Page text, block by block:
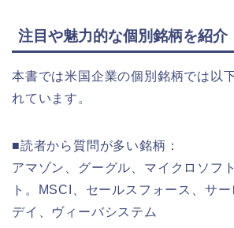
注目や魅力的な個別銘柄を紹介
本書では米国企業の個別銘柄では以
れています。
■読者から質問が多い銘柄：
アマゾン、グーグル、マイクロソフ
ト。MSCI、セールスフォース、サ
デイ、ヴィーバシステム